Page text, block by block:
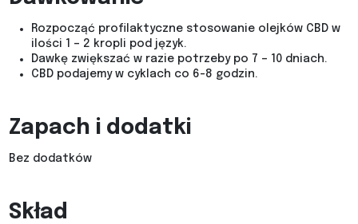
Rozpocząć profilaktyczne stosowanie olejków CBD w
ilości 1 – 2 kropli pod język.
Dawkę zwiększać w razie potrzeby po 7 – 10 dniach.
CBD podajemy w cyklach co 6-8 godzin.
Zapach i dodatki
Bez dodatków
Skład